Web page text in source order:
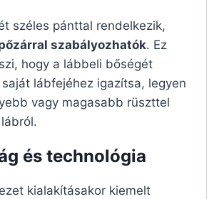
széles pánttal rendelkezik,
szabályozhatók. Ez
hogy a lábbeli bőségét
lábfejéhez igazítsa, legyen
vagy magasabb rüszttel
és technológia
kialakításakor kiemelt